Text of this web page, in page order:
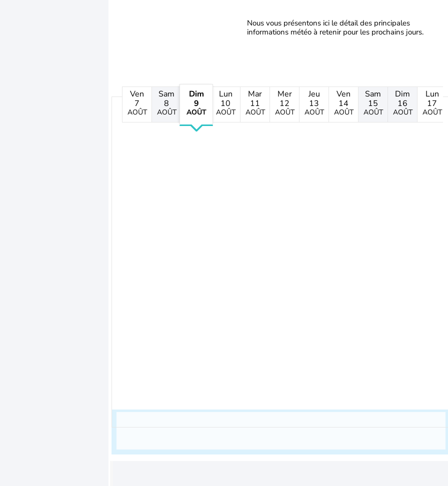
Nous vous présentons ici le détail des principales
informations météo à retenir pour les prochains jours.
Ven
7
AOÛT
Sam
8
AOÛT
Dim
9
AOÛT
Lun
10
AOÛT
Mar
11
AOÛT
Mer
12
AOÛT
Jeu
13
AOÛT
Ven
14
AOÛT
Sam
15
AOÛT
Dim
16
AOÛT
Lun
17
AOÛT